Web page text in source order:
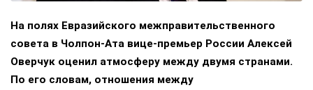
На полях Евразийского межправительственного
совета в Чолпон-Ата вице-премьер России Алексей
Оверчук оценил атмосферу между двумя странами.
По его словам, отношения между